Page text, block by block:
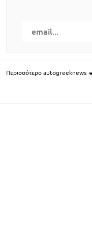
Περισσότερο autogreeknews